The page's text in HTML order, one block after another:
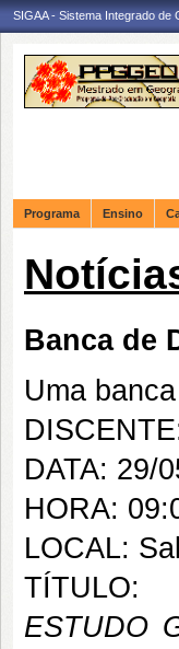
SIGAA - Sistema Integrado de
Programa Ensino
Banca de
Uma
DATA: 29/
HORA:
LOCAL:
TÍTULO:
ESTUDO